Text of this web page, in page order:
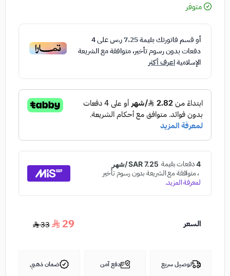
متوفر
أو قسم فاتورتك بقيمة7.25 ر.س على4
دفعات بدون رسوم تأخير، متوافقة مع الشريعة
الإسلاميةاعرف أكثر
السعر 29
33
توصيل سريع دفع آمن ضمان ذهبي